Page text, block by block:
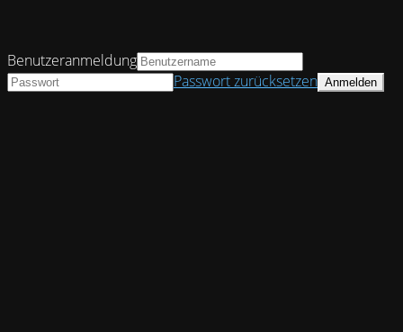
Benutzeranmeldung
Passwort zurücksetzen